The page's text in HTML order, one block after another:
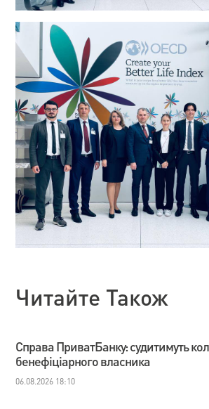
Читайте Також
Справа ПриватБанку: судитимуть
бенефіціарного власника
06.08.2026 18:10